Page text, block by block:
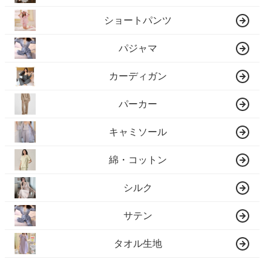
ショートパンツ
パジャマ
カーディガン
パーカー
キャミソール
綿・コットン
シルク
サテン
タオル生地